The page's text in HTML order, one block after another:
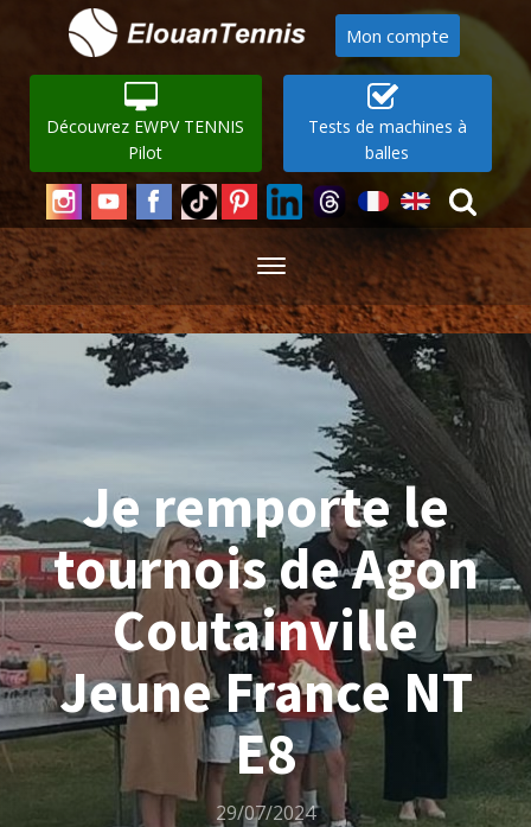
Mon compte
Découvrez EWPV TENNIS
Pilot
Tests de machines à
balles
Je remporte le
tournois de Agon
Coutainville
Jeune France NT
E8
29/07/2024